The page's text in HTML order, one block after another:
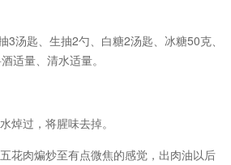
3汤匙、生抽2勺、白糖2汤匙、冰糖50克、
适量、清水适量。
焯过，将腥味去掉。
花肉煸炒至有点微焦的感觉，出肉油以后